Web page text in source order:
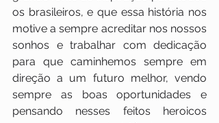
os brasileiros, e que essa história nos
motive a sempre acreditar nos nossos
sonhos e trabalhar com dedicação
para que caminhemos sempre em
direção a um futuro melhor, vendo
sempre as boas oportunidades e
pensando nesses feitos heroicos